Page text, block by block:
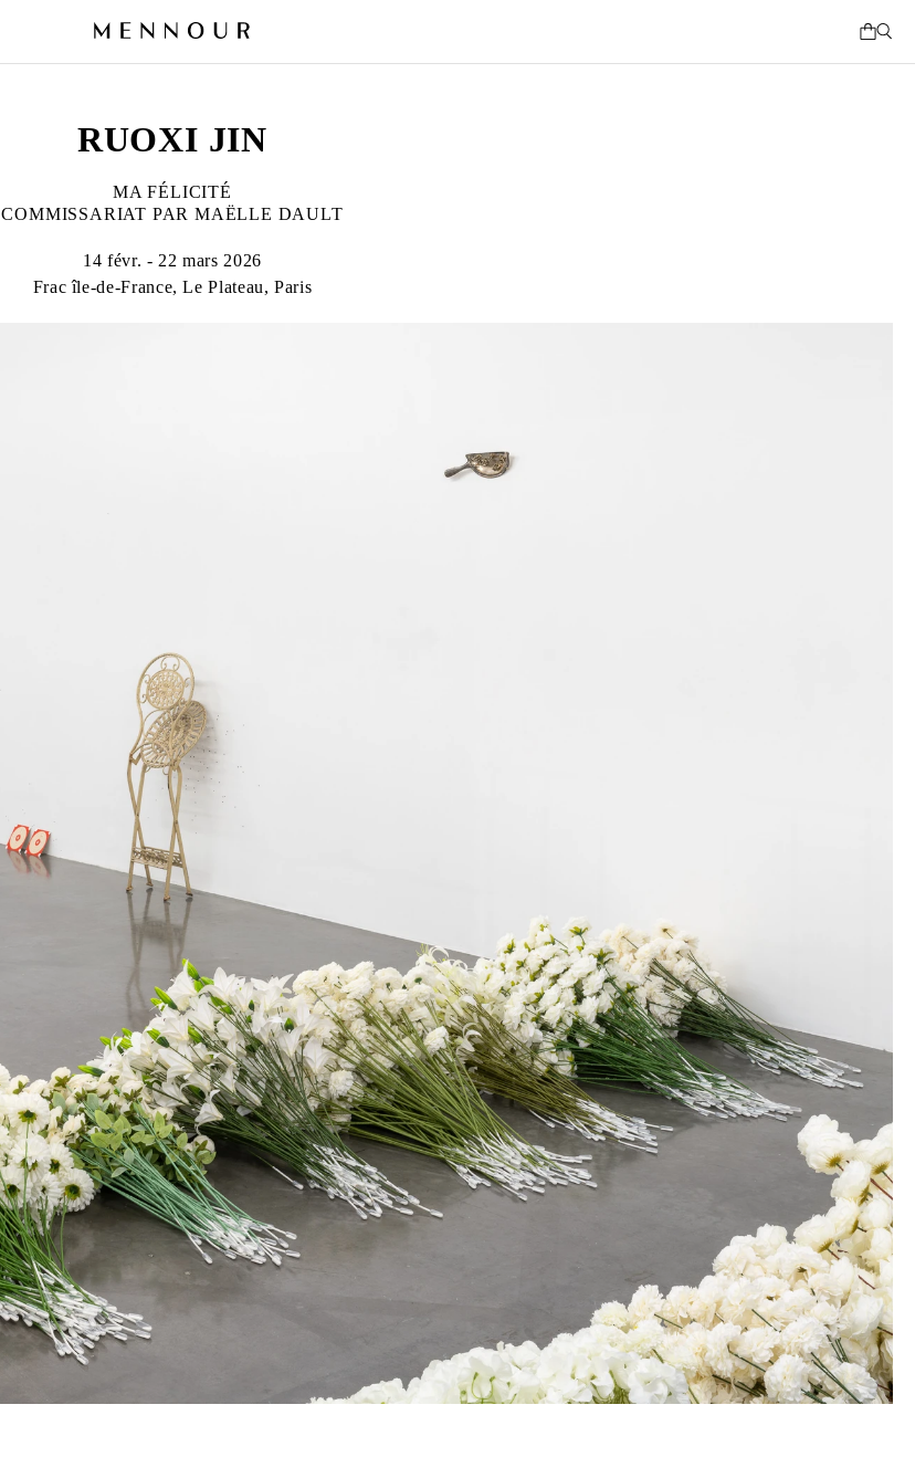
RUOXI JIN
MA FÉLICITÉ
COMMISSARIAT PAR MAËLLE DAULT
14 févr. - 22 mars 2026
Frac île-de-France, Le Plateau, Paris